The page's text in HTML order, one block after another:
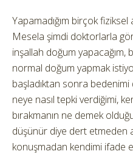
Yapamadığım birçok
Mesela şimdi doktorlarla
inşallah doğum yapacağım,
normal doğum yapmak
başladıktan sonra bedenimi
neye nasıl tepki verdiğimi,
bırakmanın ne demek
düşünür diye dert etmeden
konuşmadan kendimi ifade